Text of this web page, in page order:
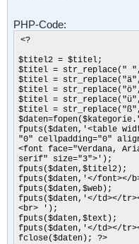
PHP-Code:
<?
$titel2 = $titel;
$titel = str_replace("
$titel =
$titel =
$titel =
$titel =
fputs($daten,'<table
"0" cellpadding="0"
<font face="Verdana,
serif" size="3">');
fputs($daten,$titel2);
fputs($daten,'</font></
fputs($daten,$web);
fputs($daten,'</td></
<br> ');
fputs($daten,$text);
fputs($daten,'</td></
fclose($daten); ?>